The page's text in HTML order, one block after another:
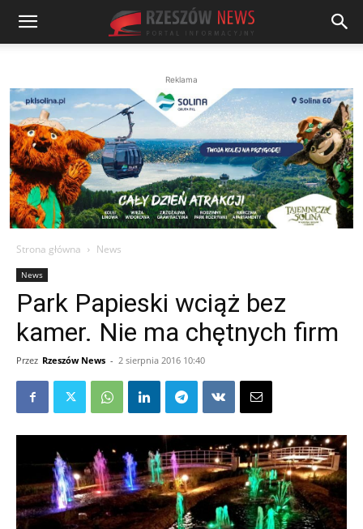
Reklama
Strona główna News
News
Park Papieski wciąż bez
kamer. Nie ma chętnych firm
Przez Rzeszów News - 2 sierpnia 2016 10:40